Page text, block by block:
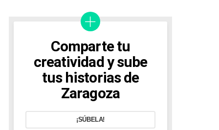
Comparte tu
creatividad y sube
tus historias de
Zaragoza
¡SÚBELA!